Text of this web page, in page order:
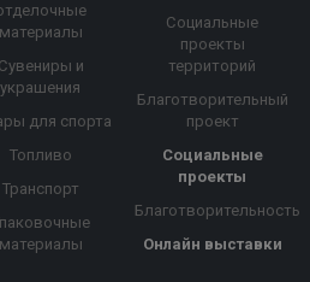
материалы
Сувениры и
украшения
для спорта
Топливо
Транспорт
материалы
Социальные
проекты
территорий
Благотворительный
проект
Социальные
проекты
Благотворительность
Онлайн выставки